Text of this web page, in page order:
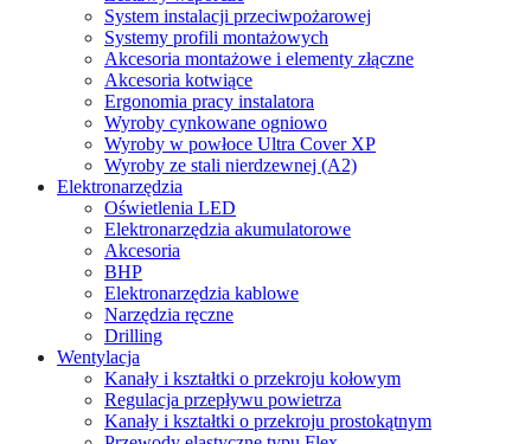
System instalacji przeciwpożarowej
Systemy profili montażowych
Akcesoria montażowe i elementy złączne
Akcesoria kotwiące
Ergonomia pracy instalatora
Wyroby cynkowane ogniowo
Wyroby w powłoce Ultra Cover XP
Wyroby ze stali nierdzewnej (A2)
Elektronarzędzia
Oświetlenia LED
Elektronarzędzia akumulatorowe
Akcesoria
BHP
Elektronarzędzia kablowe
Narzędzia ręczne
Drilling
Wentylacja
Kanały i kształtki o przekroju kołowym
Regulacja przepływu powietrza
Kanały i kształtki o przekroju prostokątnym